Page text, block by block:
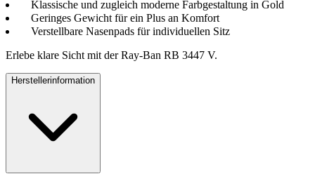
Klassische und zugleich moderne Farbgestaltung in Gold
Geringes Gewicht für ein Plus an Komfort
Verstellbare Nasenpads für individuellen Sitz
Erlebe klare Sicht mit der Ray-Ban RB 3447 V.
Herstellerinformation